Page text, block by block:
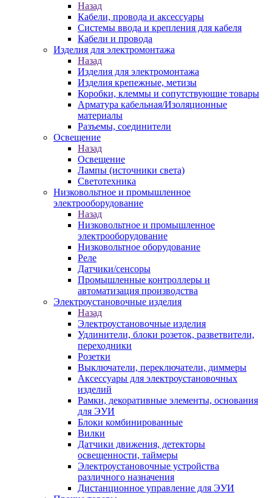
Назад
Кабели, провода и аксессуары
Системы ввода и крепления для кабеля
Кабели и провода
Изделия для электромонтажа
Назад
Изделия для электромонтажа
Изделия крепежные, метизы
Коробки, клеммы и сопутствующие товары
Арматура кабельная/Изоляционные
материалы
Разъемы, соединители
Освещение
Назад
Освещение
Лампы (источники света)
Светотехника
Низковольтное и промышленное
электрооборудование
Назад
Низковольтное и промышленное
электрооборудование
Низковольтное оборудование
Реле
Датчики/сенсоры
Промышленные контроллеры и
автоматизация производства
Электроустановочные изделия
Назад
Электроустановочные изделия
Удлинители, блоки розеток, разветвители,
переходники
Розетки
Выключатели, переключатели, диммеры
Аксессуары для электроустановочных
изделий
Рамки, декоративные элементы, основания
для ЭУИ
Блоки комбинированные
Вилки
Датчики движения, детекторы
освещенности, таймеры
Электроустановочные устройства
различного назначения
Дистанционное управление для ЭУИ